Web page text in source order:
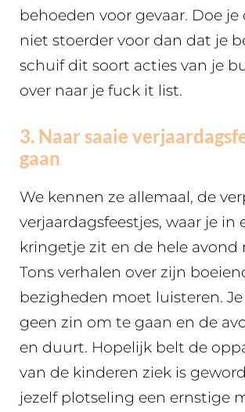
behoeden voor gevaar. Doe je
niet stoerder voor dan dat je
schuif dit soort acties van je
over naar je fuck it list.
3. Naar saaie
gaan
We kennen ze allemaal, de
verjaardagsfeestjes, waar je in
kringetje zit en de hele avond
Tons verhalen over zijn
bezigheden moet luisteren. Je
geen zin om te gaan en de
en duurt. Hopelijk belt de
van de kinderen ziek is
jezelf plotseling een ernstige